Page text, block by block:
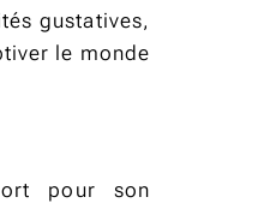
gustatives,
le monde
pour son